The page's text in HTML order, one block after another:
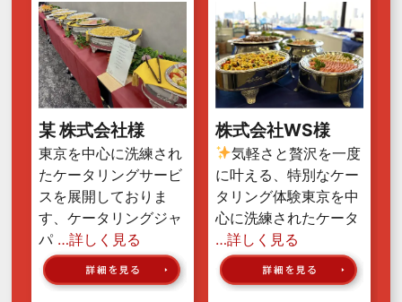
某 株式会社様
東京を中心に洗練され
たケータリングサービ
スを展開しておりま
す、ケータリングジャ
パ …詳しく見る
株式会社WS様
気軽さと贅沢を一度
に叶える、特別なケー
タリング体験東京を中
心に洗練されたケータ
…詳しく見る